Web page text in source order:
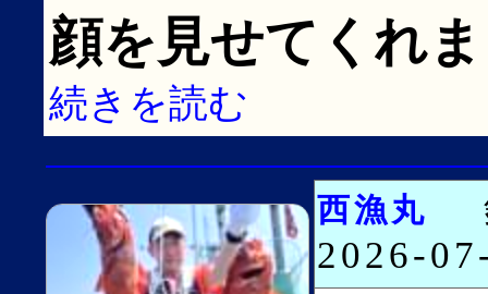
顔を見せてくれ
続きを読む
西漁丸
2026-